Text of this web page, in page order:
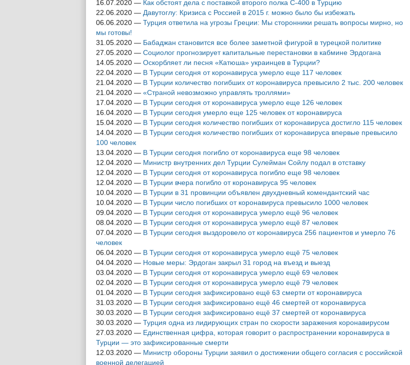
16.07.2020 — Как обстоят дела с поставкой второго полка С-400 в Турцию
22.06.2020 — Давутоглу: Кризиса с Россией в 2015 г. можно было бы избежать
06.06.2020 — Турция ответила на угрозы Греции: Мы сторонники решать вопросы мирно, но
мы готовы!
31.05.2020 — Бабаджан становится все более заметной фигурой в турецкой политике
27.05.2020 — Социолог прогнозирует капитальные перестановки в кабмине Эрдогана
14.05.2020 — Оскорбляет ли песня «Катюша» украинцев в Турции?
22.04.2020 — В Турции сегодня от коронавируса умерло еще 117 человек
21.04.2020 — В Турции количество погибших от коронавируса превысило 2 тыс. 200 человек
21.04.2020 — «Страной невозможно управлять троллями»
17.04.2020 — В Турции сегодня от коронавируса умерло еще 126 человек
16.04.2020 — В Турции сегодня умерло еще 125 человек от коронавируса
15.04.2020 — В Турции сегодня количество погибших от коронавируса достигло 115 человек
14.04.2020 — В Турции сегодня количество погибших от коронавируса впервые превысило
100 человек
13.04.2020 — В Турции сегодня погибло от коронавируса еще 98 человек
12.04.2020 — Министр внутренних дел Турции Сулейман Сойлу подал в отставку
12.04.2020 — В Турции сегодня от коронавируса погибло еще 98 человек
12.04.2020 — В Турции вчера погибло от коронавируса 95 человек
10.04.2020 — В Турции в 31 провинции объявлен двухдневный комендантский час
10.04.2020 — В Турции число погибших от коронавируса превысило 1000 человек
09.04.2020 — В Турции сегодня от коронавируса умерло ещё 96 человек
08.04.2020 — В Турции сегодня от коронавируса умерло ещё 87 человек
07.04.2020 — В Турции сегодня выздоровело от коронавируса 256 пациентов и умерло 76
человек
06.04.2020 — В Турции сегодня от коронавируса умерло ещё 75 человек
04.04.2020 — Новые меры: Эрдоган закрыл 31 город на въезд и выезд
03.04.2020 — В Турции сегодня от коронавируса умерло ещё 69 человек
02.04.2020 — В Турции сегодня от коронавируса умерло ещё 79 человек
01.04.2020 — В Турции сегодня зафиксировано ещё 63 смерти от коронавируса
31.03.2020 — В Турции сегодня зафиксировано ещё 46 смертей от коронавируса
30.03.2020 — В Турции сегодня зафиксировано ещё 37 смертей от коронавируса
30.03.2020 — Турция одна из лидирующих стран по скорости заражения коронавирусом
27.03.2020 — Единственная цифра, которая говорит о распространении коронавируса в
Турции — это зафиксированные смерти
12.03.2020 — Министр обороны Турции заявил о достижении общего согласия с российской
военной делегацией